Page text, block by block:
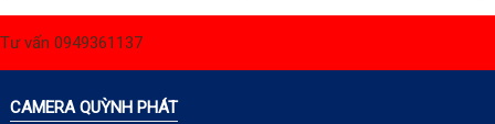
Tư vấn 0949361137
CAMERA QUỲNH PHÁT